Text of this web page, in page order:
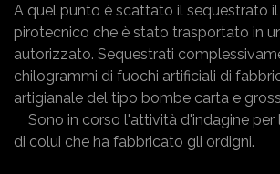
A quel punto è scattato il sequestrato
pirotecnico che è stato trasportato in
autorizzato. Sequestrati
chilogrammi di fuochi artificiali di
artigianale del tipo bombe carta e
Sono in corso l'attività d'indagine per
di colui che ha fabbricato gli ordigni.